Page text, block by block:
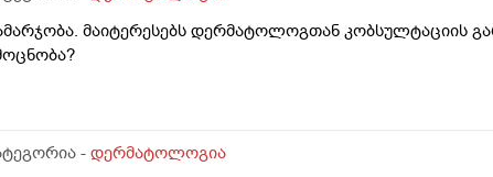
მაიტერესებს დერმატოლოგთან კობსულტაციის
- დერმატოლოგია